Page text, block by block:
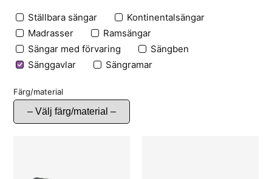
Ställbara sängar
Kontinentalsängar
Madrasser
Ramsängar
Sängar med förvaring
Sängben
Sänggavlar
Sängramar
Färg/material